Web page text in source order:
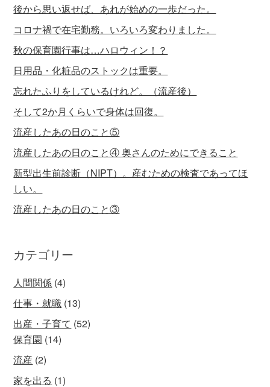
後から思い返せば、あれが始めの一歩だった。
コロナ禍で在宅勤務。いろいろ変わりました。
秋の保育園行事は…ハロウィン！？
日用品・化粧品のストックは重要。
忘れたふりをしているけれど。（流産後）
そして2か月くらいで身体は回復。
流産したあの日のこと⑤
流産したあの日のこと④ 奥さんのためにできること
新型出生前診断（NIPT）。産むための検査であってほ
しい。
流産したあの日のこと③
カテゴリー
人間関係 (4)
仕事・就職 (13)
出産・子育て (52)
保育園 (14)
流産 (2)
家を出る (1)